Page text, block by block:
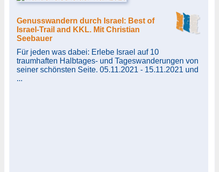
Genusswandern durch Israel: Best of
Israel-Trail and KKL. Mit Christian
Seebauer
Für jeden was dabei: Erlebe Israel auf 10
traumhaften Halbtages- und Tageswanderungen von
seiner schönsten Seite. 05.11.2021 - 15.11.2021 und
...